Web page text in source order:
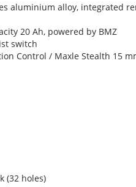
aluminium alloy, integrated
20 Ah, powered by BMZ
switch
Control / Maxle Stealth 15
(32 holes)